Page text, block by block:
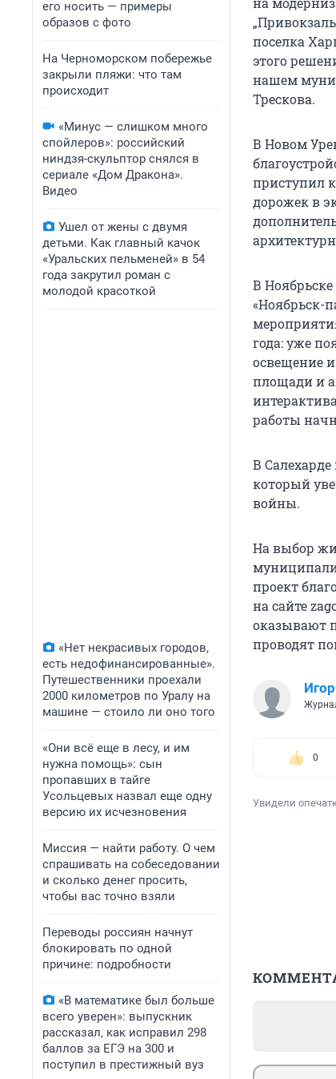
его носить — примеры
образов с фото
На Черноморском побережье
закрыли пляжи: что там
происходит
«Минус — слишком много
спойлеров»: российский
ниндзя-скульптор снялся в
сериале «Дом Дракона».
Видео
Ушел от жены с двумя
детьми. Как главный качок
«Уральских пельменей» в 54
года закрутил роман с
молодой красоткой
«Нет некрасивых городов,
есть недофинансированные».
Путешественники проехали
2000 километров по Уралу на
машине — стоило ли оно того
«Они всё еще в лесу, и им
нужна помощь»: сын
пропавших в тайге
Усольцевых назвал еще одну
версию их исчезновения
Миссия — найти работу. О чем
спрашивать на собеседовании
и сколько денег просить,
чтобы вас точно взяли
Переводы россиян начнут
блокировать по одной
причине: подробности
«В математике был больше
всего уверен»: выпускник
рассказал, как исправил 298
баллов за ЕГЭ на 300 и
поступил в престижный вуз
поселка
этого
нашем
Трескова.
В Новом
приступил
дорожек в
В
«Ноябрьск-
года: уже
освещение
площади и
работы
В
который
войны.
На выбор
проект
на сайте
оказывают
проводят
0
Увидели